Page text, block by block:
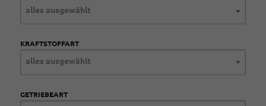
alles ausgewählt
KRAFTSTOFFART
alles ausgewählt
GETRIEBEART